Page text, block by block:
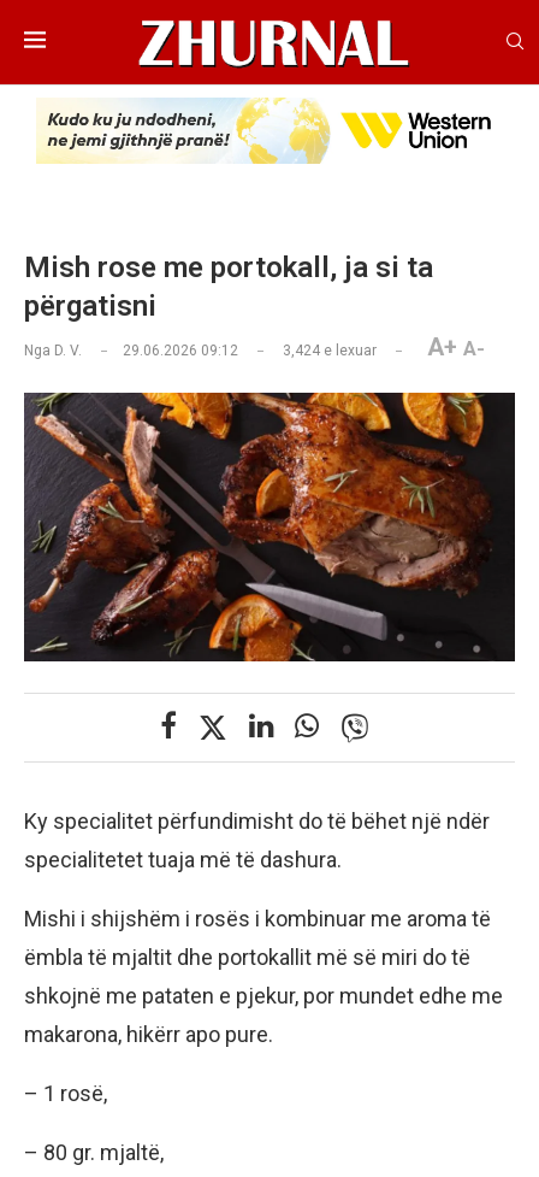
Mish rose me portokall, ja si ta
përgatisni
Nga D. V. 29.06.2026 09:12 3,424 e lexuar A+ A-
Ky specialitet përfundimisht do të bëhet një ndër
specialitetet tuaja më të dashura.
Mishi i shijshëm i rosës i kombinuar me aroma të
ëmbla të mjaltit dhe portokallit më së miri do të
shkojnë me pataten e pjekur, por mundet edhe me
makarona, hikërr apo pure.
– 1 rosë,
– 80 gr. mjaltë,